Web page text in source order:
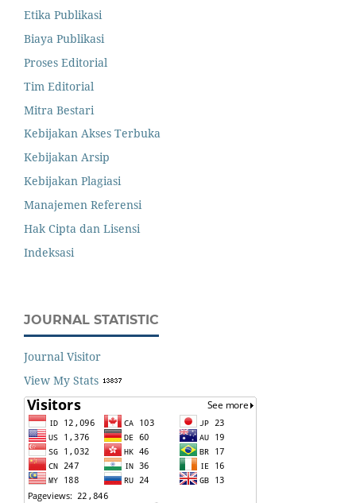
Etika Publikasi
Biaya Publikasi
Proses Editorial
Tim Editorial
Mitra Bestari
Kebijakan Akses Terbuka
Kebijakan Arsip
Kebijakan Plagiasi
Manajemen Referensi
Hak Cipta dan Lisensi
Indeksasi
JOURNAL STATISTIC
Journal Visitor
View My Stats